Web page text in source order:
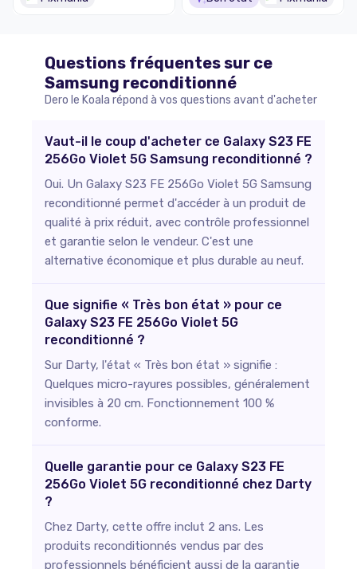
Questions fréquentes sur ce
Samsung reconditionné
Dero le Koala répond à vos questions avant d'acheter
Vaut-il le coup d'acheter ce Galaxy S23 FE
256Go Violet 5G Samsung reconditionné ?
Oui. Un Galaxy S23 FE 256Go Violet 5G Samsung
reconditionné permet d'accéder à un produit de
qualité à prix réduit, avec contrôle professionnel
et garantie selon le vendeur. C'est une
alternative économique et plus durable au neuf.
Que signifie « Très bon état » pour ce
Galaxy S23 FE 256Go Violet 5G
reconditionné ?
Sur Darty, l'état « Très bon état » signifie :
Quelques micro-rayures possibles, généralement
invisibles à 20 cm. Fonctionnement 100 %
conforme.
Quelle garantie pour ce Galaxy S23 FE
256Go Violet 5G reconditionné chez Darty
?
Chez Darty, cette offre inclut 2 ans. Les
produits reconditionnés vendus par des
professionnels bénéficient aussi de la garantie